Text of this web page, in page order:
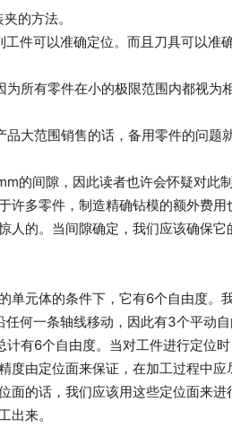
的方法。
件可以准确定位。而且刀具可以准
所有零件在小的极限范围内都视为
大范围销售的话，备用零件的问题
的间隙，因此读者也许会怀疑对此
许多零件，制造精确钻模的额外费
人的。当间隙确定，我们应该确保
单元体的条件下，它有6个自由度。
何一条轴线移动，因此有3个平动
有6个自由度。当对工件进行定位
度由定位面来保证，在加工过程中
面的话，我们应该用这些定位面来
出来。